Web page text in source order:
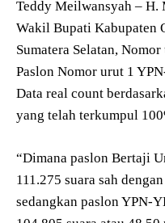
Teddy Meilwansyah –
Wakil Bupati Kabupaten
Sumatera Selatan,
Paslon Nomor urut 1
Data real count
yang telah terkumpul
“Dimana paslon Bertaji
111.275 suara sah
sedangkan paslon YPN-